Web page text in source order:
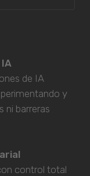
de IA
y
ni barreras
control total